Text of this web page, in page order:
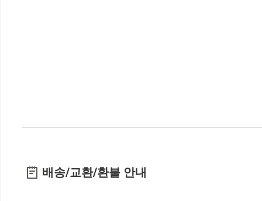
배송/교환/환불 안내